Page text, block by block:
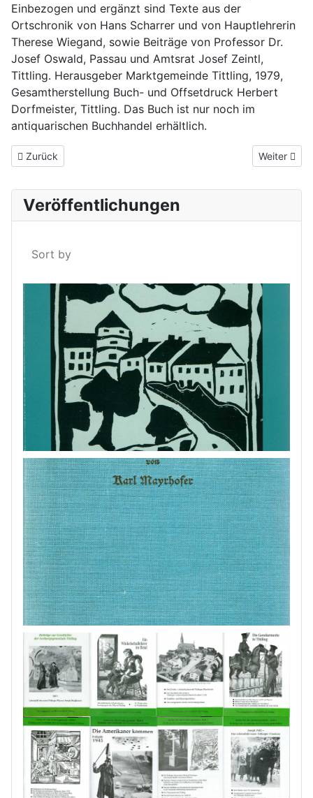
Einbezogen und ergänzt sind Texte aus der
Ortschronik von Hans Scharrer und von Hauptlehrerin
Therese Wiegand, sowie Beiträge von Professor Dr.
Josef Oswald, Passau und Amtsrat Josef Zeintl,
Tittling. Herausgeber Marktgemeinde Tittling, 1979,
Gesamtherstellung Buch- und Offsetdruck Herbert
Dorfmeister, Tittling. Das Buch ist nur noch im
antiquarischen Buchhandel erhältlich.
Vorheriger Beitrag: Chronik des Marktes Tittling von Hans
Zurück Nächster
Weiter
Veröffentlichungen
Sort by